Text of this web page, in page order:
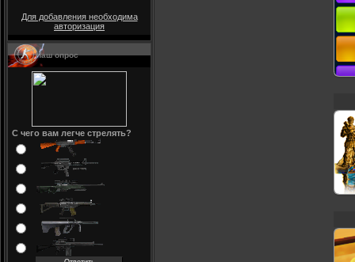
Для добавления необходима
авторизация
Наш опрос
С чего вам легче стрелять?